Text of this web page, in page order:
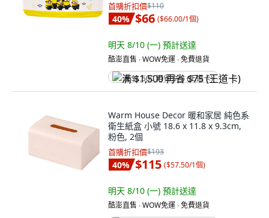
首購折扣價$110
40% $66 ($66.00/1個)
明天 8/10 (一) 預計送達
酷澎直售 ∙ WOW免運 ∙ 免費退貨
满 $1,500 再省 $75 (王道卡)
Warm House Decor 暖和家居 純色系
衛生紙盒 小號 18.6 x 11.8 x 9.3cm,
粉色, 2個
首購折扣價$193
40% $115 ($57.50/1個)
明天 8/10 (一) 預計送達
酷澎直售 ∙ WOW免運 ∙ 免費退貨